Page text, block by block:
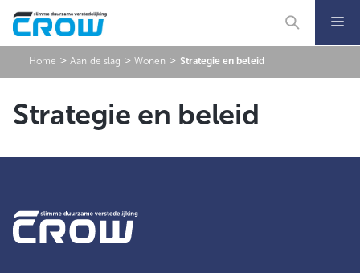
naar
de
inhoudHome >Aan de slag >Wonen > Strategie en beleid
Strategie en beleid